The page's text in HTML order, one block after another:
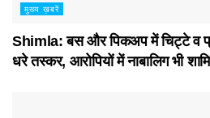
मुख्य ख़बरें
Shimla: बस और पिकअप में चिट्टे व
धरे तस्कर, आरोपियों में नाबालिग भी